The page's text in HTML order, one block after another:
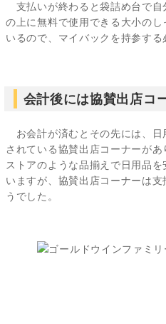
支払いが終わると袋詰め台で自
の上に無料で使用できる大小の
いるので、マイバックを持参する
会計後には協賛出店コ
お会計が済むとその先には、日
されている協賛出店コーナーが
ストアのような品揃えで日用品
いますが、協賛出店コーナーは
うでした。